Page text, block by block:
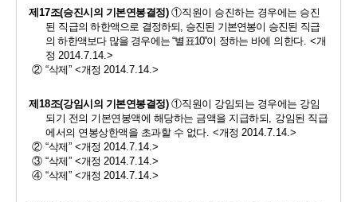
제17조(승진시의 기본연봉결정) ①직원이 승진하는 경우에는 승진
된 직급의 하한액으로 결정하되 승진된 기본연봉이 승진된 직급
의 하한액보다 많을 경우에는 “별표10”이 정하는 바에 의한다. <개
정 2014.7.14.>
② “삭제” <개정 2014.7.14.>
제18조(강임시의 기본연봉결정) ①직원이 강임되는 경우에는 강임
되기 전의 기본연봉액에 해당하는 금액을 지급하되
강임된 직급
에서의 연봉상한액을 초과할 수 없다. <개정 2014.7.14.>
② “삭제” <개정 2014.7.14.>
③ “삭제” <개정 2014.7.14.>
④ “삭제” <개정 2014.7.14.>